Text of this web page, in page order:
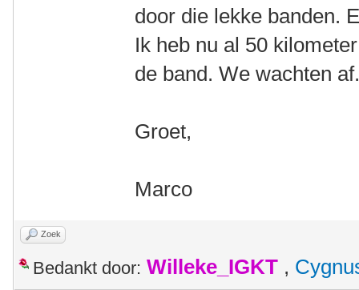
door die lekke banden.
Ik heb nu al 50
de band. We wachten
Groet,
Marco
Zoek
Bedankt door: Willeke_IGKT ,